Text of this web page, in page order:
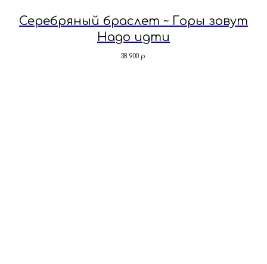
Серебряный браслет ~ Горы зовут
Надо идти
38 900 р.